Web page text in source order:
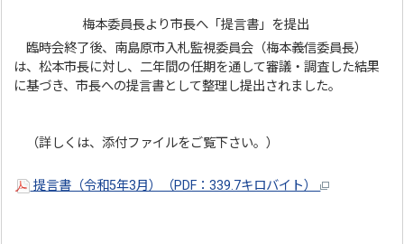
梅本委員長より市長へ「提言書」を提出
臨時会終了後、南島原市入札監視委員会（梅本義信委員長）
は、松本市長に対し、二年間の任期を通して審議・調査した結果
に基づき、市長への提言書として整理し提出されました。
（詳しくは、添付ファイルをご覧下さい。）
提言書（令和5年3月）（PDF：339.7キロバイト）